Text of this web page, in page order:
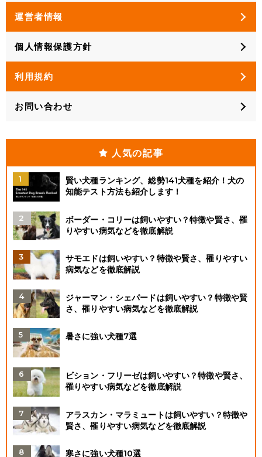
運営者情報
個人情報保護方針
利用規約
お問い合わせ
人気の記事
賢い犬種ランキング、総勢141犬種を紹介！犬の
知能テスト方法も紹介します！
ボーダー・コリーは飼いやすい？特徴や賢さ、罹
りやすい病気などを徹底解説
サモエドは飼いやすい？特徴や賢さ、罹りやすい
病気などを徹底解説
ジャーマン・シェパードは飼いやすい？特徴や賢
さ、罹りやすい病気などを徹底解説
暑さに強い犬種7選
ビション・フリーゼは飼いやすい？特徴や賢さ、
罹りやすい病気などを徹底解説
アラスカン・マラミュートは飼いやすい？特徴や
賢さ、罹りやすい病気などを徹底解説
寒さに強い犬種10選